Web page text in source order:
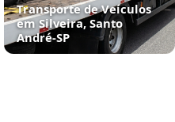
Transporte de Veículos
em Silveira, Santo
André‑SP